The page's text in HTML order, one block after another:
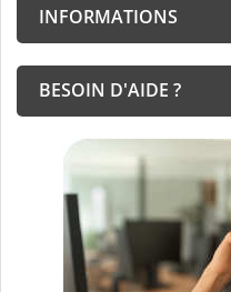
INFORMATIONS
BESOIN D'AIDE ?